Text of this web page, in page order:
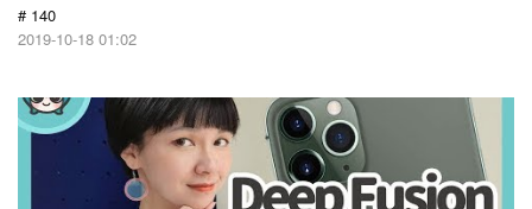
# 140
2019-10-18 01:02